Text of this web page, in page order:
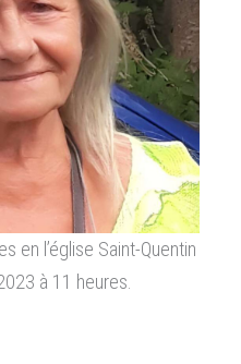
en l’église Saint-Quentin
à 11 heures.